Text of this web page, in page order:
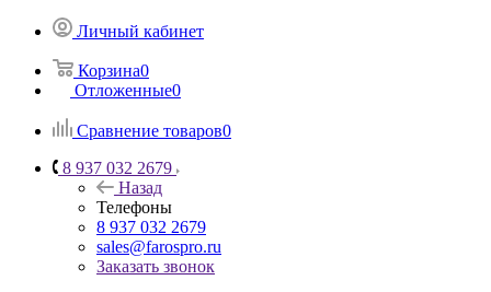
Личный кабинет
Корзина0
Отложенные0
Сравнение товаров0
8 937 032 2679
Назад
Телефоны
8 937 032 2679
sales@farospro.ru
Заказать звонок